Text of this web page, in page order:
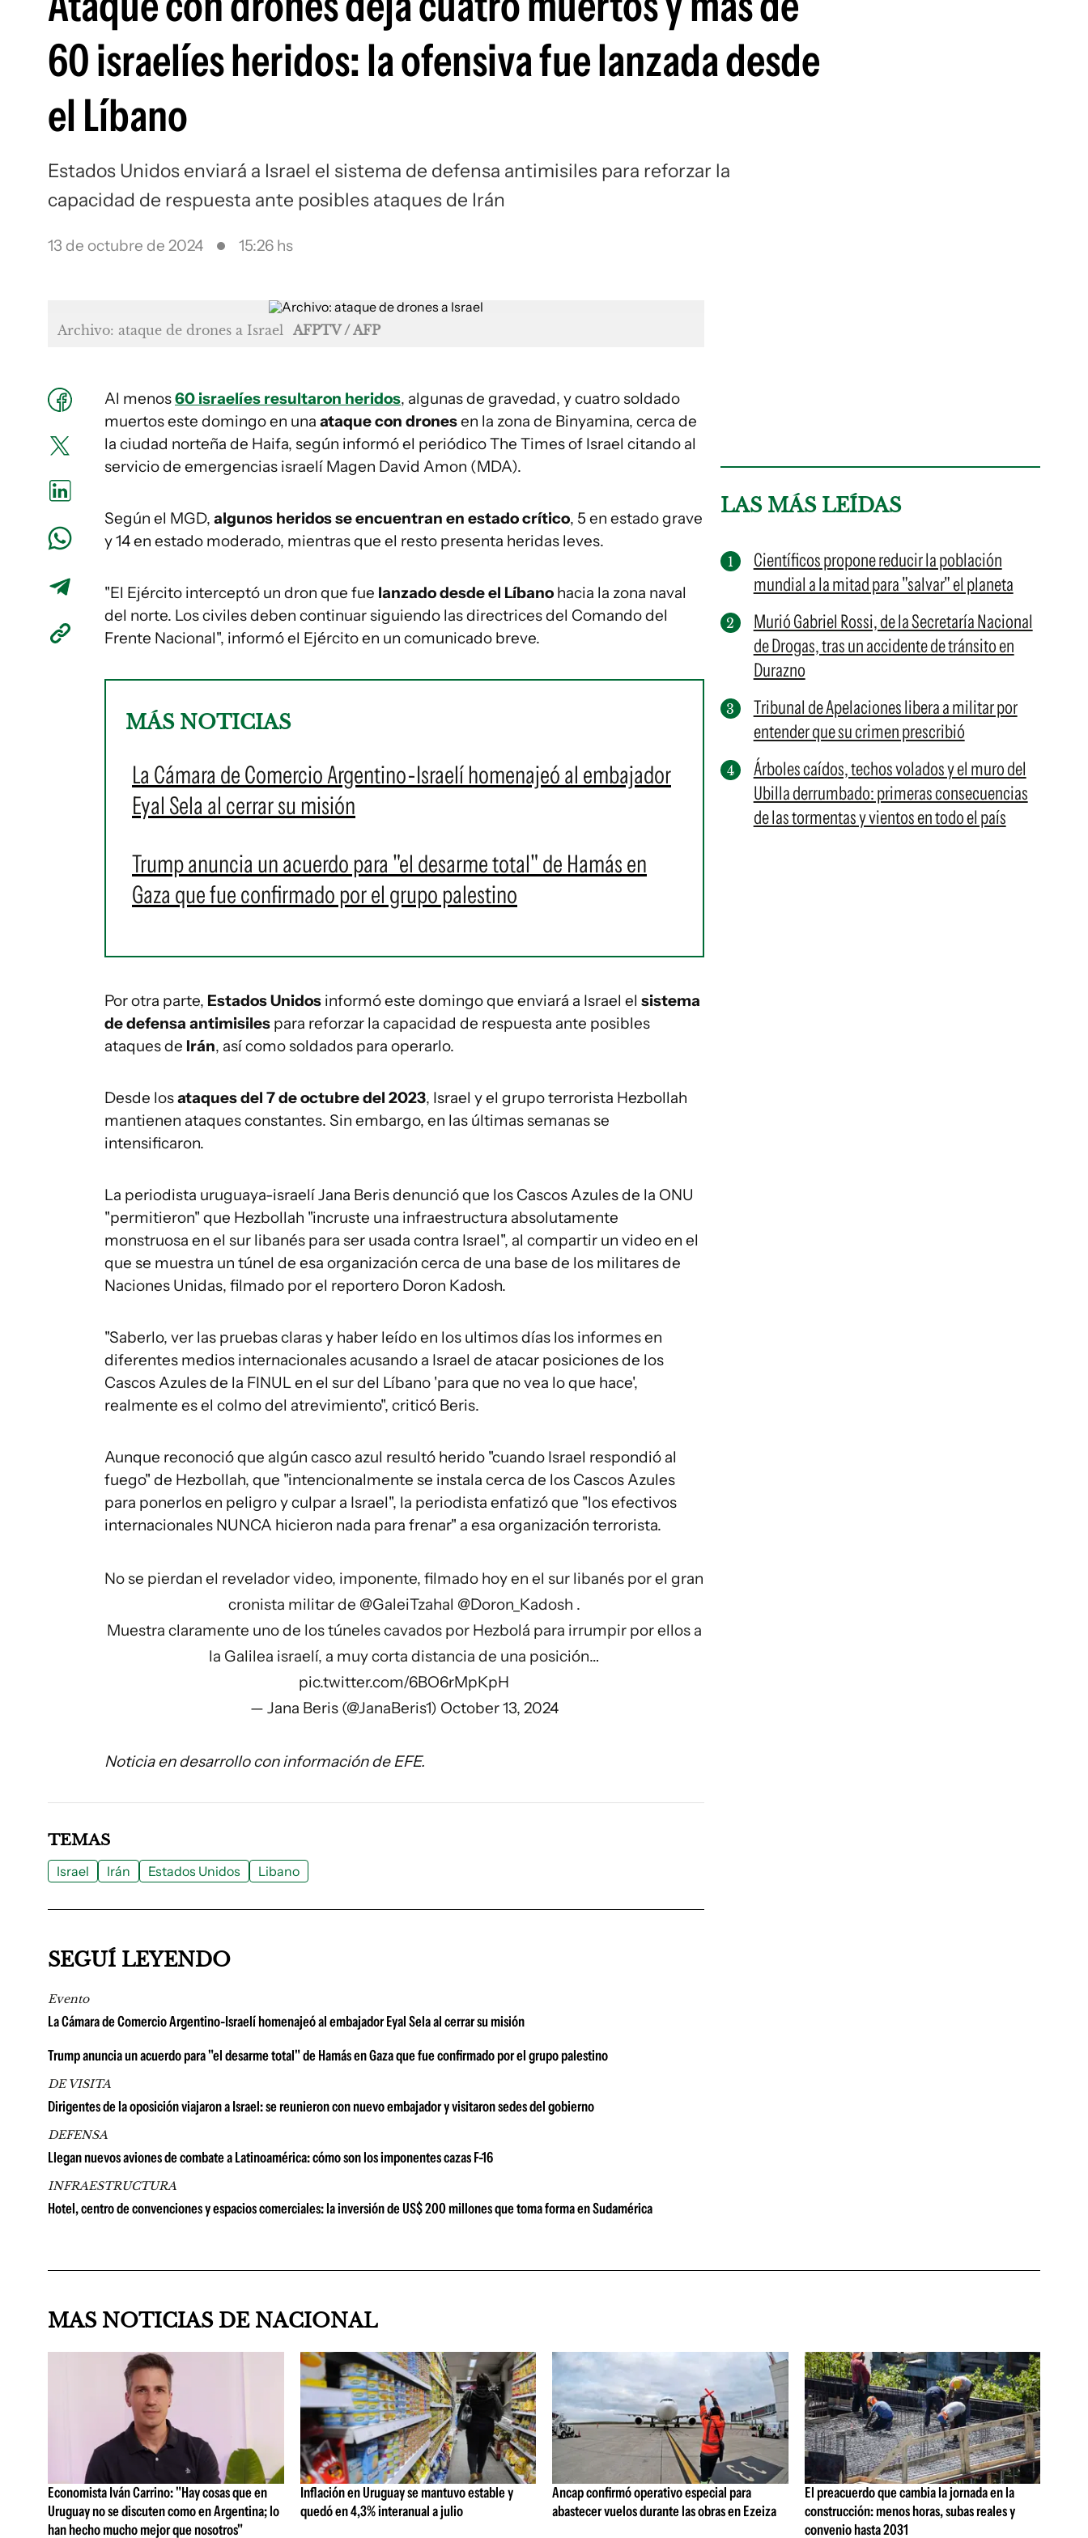
60 israelíes heridos: la ofensiva fue lanzada desde
el Líbano
Estados Unidos enviará a Israel el sistema de defensa antimisiles para reforzar la
capacidad de respuesta ante posibles ataques de Irán
13 de octubre de 2024 15:26 hs
Archivo: ataque de drones a Israel AFPTV / AFP
Al menos60 israelíes resultaron heridos, algunas de gravedad, y cuatro soldado
muertos este domingo en una ataque con dronesen la zona de Binyamina, cerca de
la ciudad norteña de Haifa, según informó el periódico The Times of Israel citando al
servicio de emergencias israelí Magen David Amon (MDA).
Según el MGD, algunos heridos se encuentran en estado crítico, 5 en estado grave
y 14 en estado moderado, mientras que el resto presenta heridas leves.
"El Ejército interceptó un dron que fue lanzado desde el Líbano hacia la zona naval
del norte. Los civiles deben continuar siguiendo las directrices del Comando del
Frente Nacional", informó el Ejército en un comunicado breve.
MÁS NOTICIAS
La Cámara de Comercio Argentino-Israelí homenajeó al embajador
Eyal Sela al cerrar su misión
Trump anuncia un acuerdo para "el desarme total" de Hamás en
Gaza que fue confirmado por el grupo palestino
Por otra parte, Estados Unidos informó este domingo que enviará a Israel el sistema
de defensa antimisiles para reforzar la capacidad de respuesta ante posibles
ataques de Irán, así como soldados para operarlo.
Desde losataques del 7 de octubre del 2023, Israel y el grupo terrorista Hezbollah
mantienen ataques constantes. Sin embargo, en las últimas semanas se
intensificaron.
La periodista uruguaya-israelí Jana Beris denunció que los Cascos Azules de la ONU
"permitieron" que Hezbollah "incruste una infraestructura absolutamente
monstruosa en el sur libanés para ser usada contra Israel", al compartir un video en el
que se muestra un túnel de esa organización cerca de una base de los militares de
Naciones Unidas, filmado por el reportero Doron Kadosh.
"Saberlo, ver las pruebas claras y haber leído en los ultimos días los informes en
diferentes medios internacionales acusando a Israel de atacar posiciones de los
Cascos Azules de la FINUL en el sur del Líbano 'para que no vea lo que hace',
realmente es el colmo del atrevimiento", criticó Beris.
Aunque reconoció que algún casco azul resultó herido "cuando Israel respondió al
fuego" de Hezbollah, que "intencionalmente se instala cerca de los Cascos Azules
para ponerlos en peligro y culpar a Israel", la periodista enfatizó que "los efectivos
internacionales NUNCA hicieron nada para frenar" a esa organización terrorista.
No se pierdan el revelador video, imponente, filmado hoy en el sur libanés por el gran
cronista militar de @GaleiTzahal @Doron_Kadosh .
Muestra claramente uno de los túneles cavados por Hezbolá para irrumpir por ellos a
la Galilea israelí, a muy corta distancia de una posición…
pic.twitter.com/6BO6rMpKpH
— Jana Beris (@JanaBeris1) October 13, 2024
Noticia en desarrollo con información de EFE.
LAS MÁS LEÍDAS
Científicos propone reducir la población
mundial a la mitad para "salvar" el planeta
Murió Gabriel Rossi, de la Secretaría Nacional
de Drogas, tras un accidente de tránsito en
Durazno
Tribunal de Apelaciones libera a militar por
entender que su crimen prescribió
Árboles caídos, techos volados y el muro del
Ubilla derrumbado: primeras consecuencias
de las tormentas y vientos en todo el país
TEMAS
Israel Irán Estados Unidos Libano
SEGUÍ LEYENDO
Evento
La Cámara de Comercio Argentino-Israelí homenajeó al embajador Eyal Sela al cerrar su misión
Trump anuncia un acuerdo para "el desarme total" de Hamás en Gaza que fue confirmado por el grupo palestino
DE VISITA
Dirigentes de la oposición viajaron a Israel: se reunieron con nuevo embajador y visitaron sedes del gobierno
DEFENSA
Llegan nuevos aviones de combate a Latinoamérica: cómo son los imponentes cazas F-16
INFRAESTRUCTURA
Hotel, centro de convenciones y espacios comerciales: la inversión de US$ 200 millones que toma forma en Sudamérica
MAS NOTICIAS DE NACIONAL
Economista Iván Carrino: "Hay cosas que en
Uruguay no se discuten como en Argentina; lo
han hecho mucho mejor que nosotros"
Inflación en Uruguay se mantuvo estable y
quedó en 4,3% interanual a julio
Ancap confirmó operativo especial para
abastecer vuelos durante las obras en Ezeiza
El preacuerdo que cambia la jornada en la
construcción: menos horas, subas reales y
convenio hasta 2031